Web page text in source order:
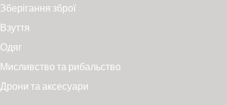
Зберігання зброї
Взуття
Одяг
Мисливство та рибальство
Дрони та аксесуари